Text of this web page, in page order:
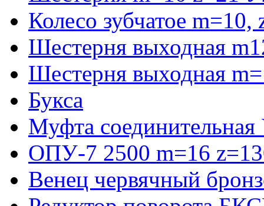
Колесо зубчатое
Шестерня выходная
Шестерня выходная
Букса
Муфта
ОПУ-7 2500 m=16
Венец червячный